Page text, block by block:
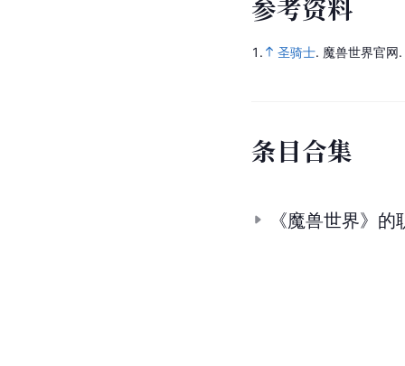
参考资料
1. 圣骑士. 魔兽世界官网.
条目合集
《魔兽世界》的